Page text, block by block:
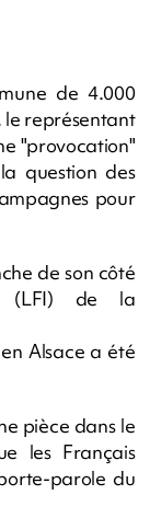
de 4.000
le représentant
"provocation"
question des
pour
de son côté
(LFI) de la
Alsace a été
pièce dans le
les Français
parole du